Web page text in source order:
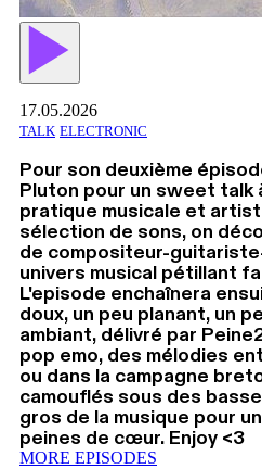
17.05.2026
TALK ELECTRONIC
Pour son deuxième
Pluton pour un sweet talk
pratique musicale et
sélection de sons, on
de compositeur-
univers musical pétillant
L'episode enchaînera
doux, un peu planant, un
ambiant, délivré par
pop emo, des mélodies
ou dans la campagne
camouflés sous des
gros de la musique pour
peines de cœur. Enjoy <3
MORE EPISODES